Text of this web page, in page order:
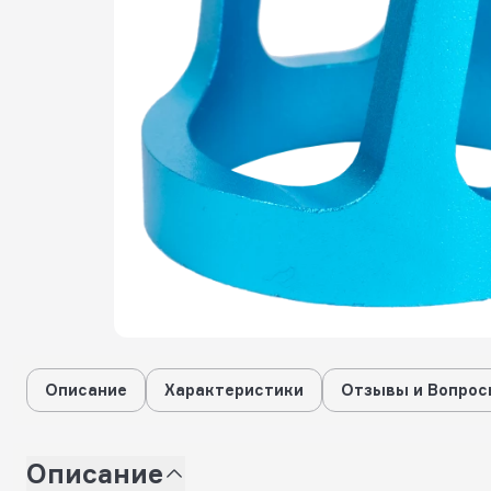
Описание Характеристики Отзывы и
Описание